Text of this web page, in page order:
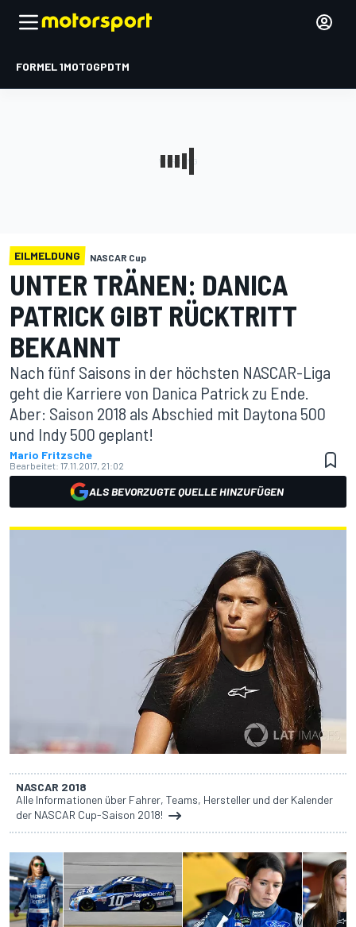
FORMEL 1MOTOGPDTM
EILMELDUNG NASCAR Cup
UNTER TRÄNEN: DANICA
PATRICK GIBT RÜCKTRITT
BEKANNT
Nach fünf Saisons in der höchsten NASCAR-Liga
geht die Karriere von Danica Patrick zu Ende.
Aber: Saison 2018 als Abschied mit Daytona 500
und Indy 500 geplant!
Mario Fritzsche
Bearbeitet: 17.11.2017, 21:02
ALS BEVORZUGTE QUELLE HINZUFÜGEN
NASCAR 2018
Alle Informationen über Fahrer, Teams, Hersteller und der Kalender
der NASCAR Cup-Saison 2018!